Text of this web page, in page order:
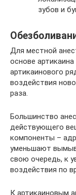
зубов и
Для местной
основе
артикаинового
воздействия
раза.
Большинство
действующего
компоненты –
уменьшают
свою очередь, к
воздействия по
К артикаиновым